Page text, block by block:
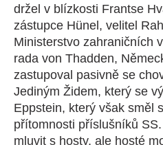
držel v blízkosti Frantse
zástupce Hünel, velitel
Ministerstvo zahraničních
rada von Thadden,
zastupoval pasivně se
Jediným Židem, který se
Eppstein, který však směl
přítomnosti příslušníků
mluvit s hosty, ale hosté